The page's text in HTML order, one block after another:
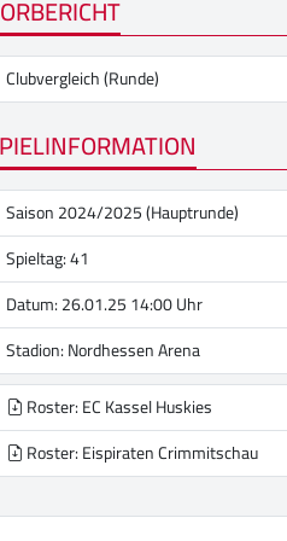
Clubvergleich (Runde)
Saison 2024/2025 (Hauptrunde)
Spieltag: 41
Datum: 26.01.25 14:00 Uhr
Stadion:Nordhessen Arena
Roster: EC Kassel Huskies
Roster: Eispiraten Crimmitschau